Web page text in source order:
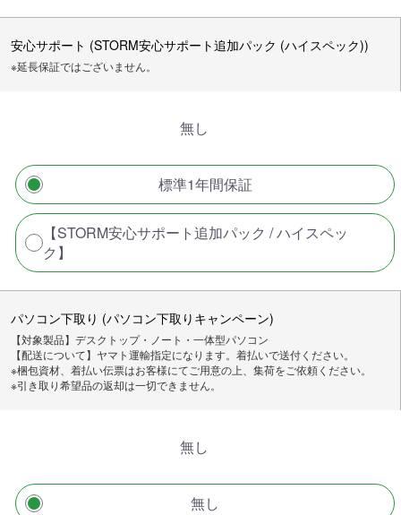
安心サポート (STORM安心サポート追加パック (ハイスペック))
※延長保証ではございません。
無し
標準1年間保証
【STORM安心サポート追加パック / ハイスペッ
ク】
パソコン下取り (パソコン下取りキャンペーン)
【対象製品】デスクトップ・ノート・一体型パソコン
【配送について】ヤマト運輸指定になります。着払いで送付ください。
※梱包資材、着払い伝票はお客様にてご用意の上、集荷をご依頼ください。
※引き取り希望品の返却は一切できません。
無し
無し